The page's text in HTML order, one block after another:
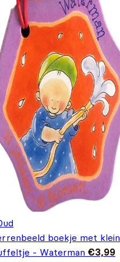
boekje met klein
- Waterman €3,99